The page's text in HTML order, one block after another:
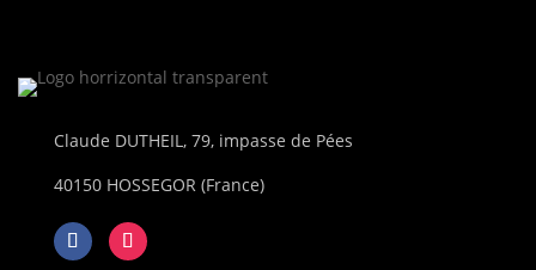
Claude DUTHEIL, 79, impasse de Pées
40150 HOSSEGOR (France)